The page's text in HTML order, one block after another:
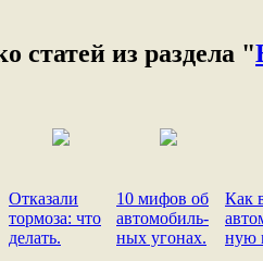
статей из раздела "
Отказали
тормоза: что
делать.
10 мифов об
автомобиль-
ных угонах.
Как
ную